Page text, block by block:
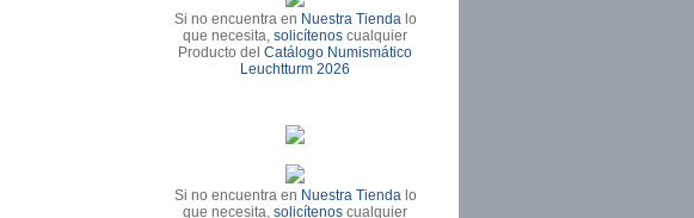
Si no encuentra en Nuestra Tiendalo
que necesita,solicítenos cualquier
Producto delCatálogo Numismático
Leuchtturm 2026
Si no encuentra en Nuestra Tiendalo
que necesita,solicítenos cualquier